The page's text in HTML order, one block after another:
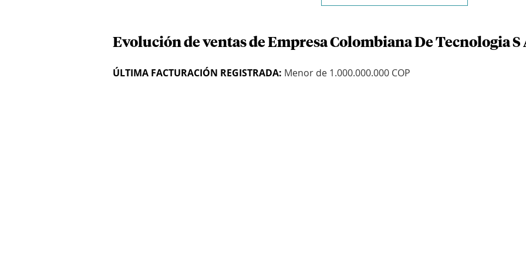
Evolución de ventas de Empresa Colombiana De Tecnologia S
ÚLTIMA FACTURACIÓN REGISTRADA: Menor de 1.000.000.000 COP